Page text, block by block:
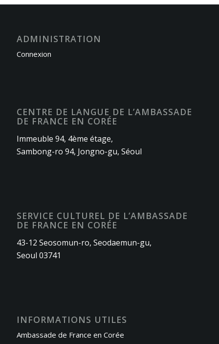
ADMINISTRATION
Connexion
CENTRE DE LANGUE DE L’AMBASSADE
DE FRANCE EN CORÉE
Immeuble 94, 4ème étage,
Sambong-ro 94, Jongno-gu, Séoul
SERVICE CULTUREL DE L’AMBASSADE
DE FRANCE EN CORÉE
43-12 Seosomun-ro, Seodaemun-gu,
Seoul 03741
INFORMATIONS UTILES
Ambassade de France en Corée